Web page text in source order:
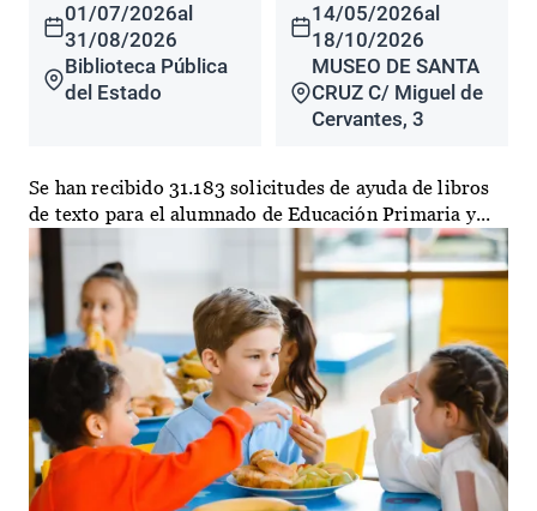
01/07/2026al
31/08/2026
Biblioteca Pública
del Estado
14/05/2026al
18/10/2026
MUSEO DE SANTA
CRUZ C/ Miguel de
Cervantes, 3
Se han recibido 31.183 solicitudes de ayuda de libros
de texto para el alumnado de Educación Primaria y...